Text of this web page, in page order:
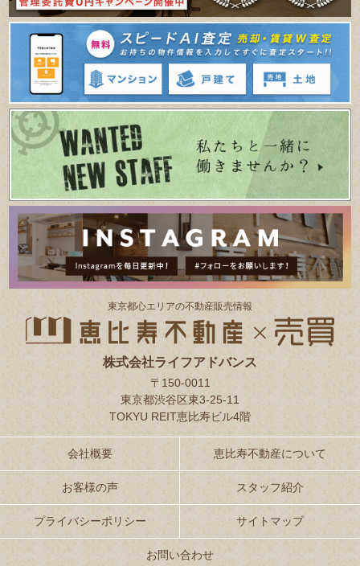
東京都⼼エリアの不動産販売情報
株式会社ライフアドバンス
〒150-0011
東京都渋谷区東3-25-11
TOKYU REIT恵比寿ビル4階
会社概要 恵比寿不動産について
お客様の声 スタッフ紹介
プライバシーポリシー サイトマップ
お問い合わせ